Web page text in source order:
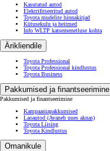
Kasutatud autod
Elektrifitseeritud autod
Toyota mudelite hinnakirjad
Kütusekulu ja heitmed
Info WLTP katsemenetluse kohta
Ärikliendile
Toyota Professional
Toyota Professional kindlustus
Toyota Business
Pakkumised ja finantseerimine
Pakkumised ja finantseerimine
Kampaaniapakkumised
Laoautod (Avaneb uues aknas)
Toyota Liising
Toyota Kindlustus
Omanikule